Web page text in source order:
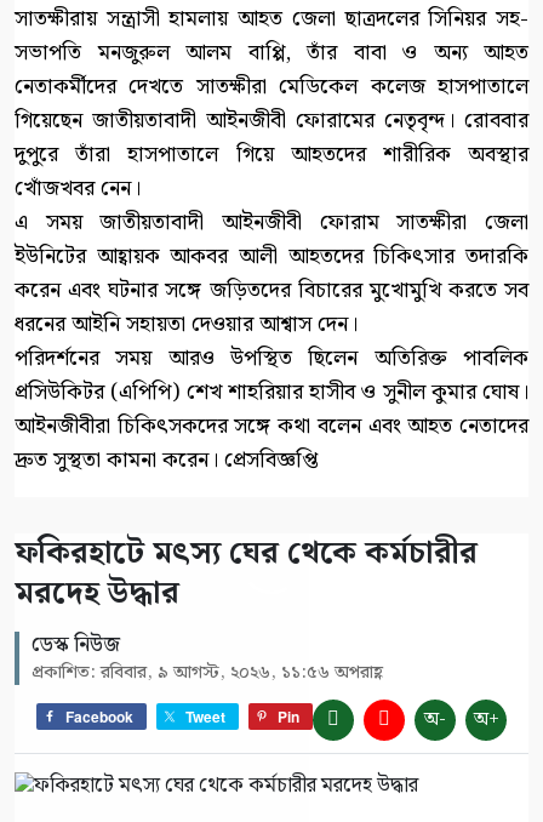
সাতক্ষীরায় সন্ত্রাসী হামলায় আহত জেলা ছাত্রদলের সিনিয়র সহ-
সভাপতি মনজুরুল আলম বাপ্পি, তাঁর বাবা ও অন্য আহত
নেতাকর্মীদের দেখতে সাতক্ষীরা মেডিকেল কলেজ হাসপাতালে
গিয়েছেন জাতীয়তাবাদী আইনজীবী ফোরামের নেতৃবৃন্দ। রোববার
দুপুরে তাঁরা হাসপাতালে গিয়ে আহতদের শারীরিক অবস্থার
খোঁজখবর নেন।
এ সময় জাতীয়তাবাদী আইনজীবী ফোরাম সাতক্ষীরা জেলা
ইউনিটের আহ্বায়ক আকবর আলী আহতদের চিকিৎসার তদারকি
করেন এবং ঘটনার সঙ্গে জড়িতদের বিচারের মুখোমুখি করতে সব
ধরনের আইনি সহায়তা দেওয়ার আশ্বাস দেন।
পরিদর্শনের সময় আরও উপস্থিত ছিলেন অতিরিক্ত পাবলিক
প্রসিউকিটর (এপিপি) শেখ শাহরিয়ার হাসীব ও সুনীল কুমার ঘোষ।
আইনজীবীরা চিকিৎসকদের সঙ্গে কথা বলেন এবং আহত নেতাদের
দ্রুত সুস্থতা কামনা করেন। প্রেসবিজ্ঞপ্তি
ফকিরহাটে মৎস্য ঘের থেকে কর্মচারীর
মরদেহ উদ্ধার
ডেস্ক নিউজ
প্রকাশিত: রবিবার, ৯ আগস্ট, ২০২৬, ১১:৫৬ অপরাহ্ণ
Facebook Tweet Pin অ- অ+